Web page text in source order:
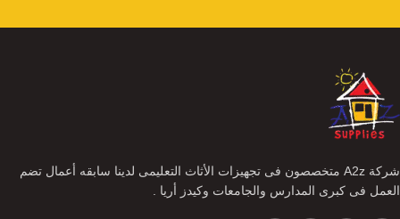
شركة A2z متخصصون فى تجهيزات الأثاث التعليمى لدينا سابقه أعمال تضم
العمل فى كبرى المدارس والجامعات وكيدز أريا .